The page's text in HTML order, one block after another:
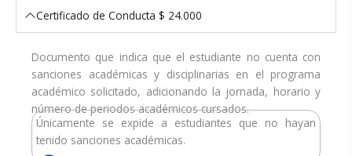
Certificado de Conducta $ 24.000
Documento que indica que el estudiante no cuenta con
sanciones académicas y disciplinarias en el programa
académico solicitado, adicionando la jornada, horario y
número de periodos académicos cursados.
Únicamente se expide a estudiantes que no hayan
tenido sanciones académicas.